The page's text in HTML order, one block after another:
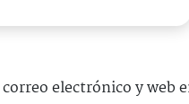
electrónico y web